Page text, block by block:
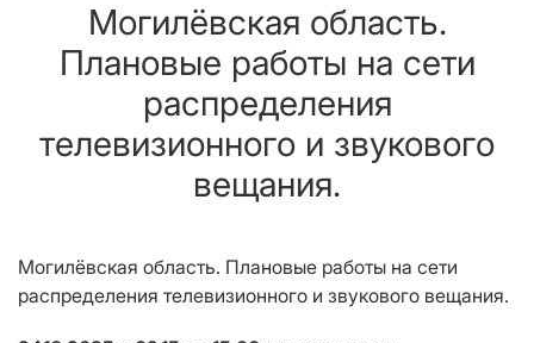
Могилёвская область.
Плановые работы на сети
распределения
телевизионного и звукового
вещания.
Могилёвская область. Плановые работы на сети
распределения телевизионного и звукового вещания.